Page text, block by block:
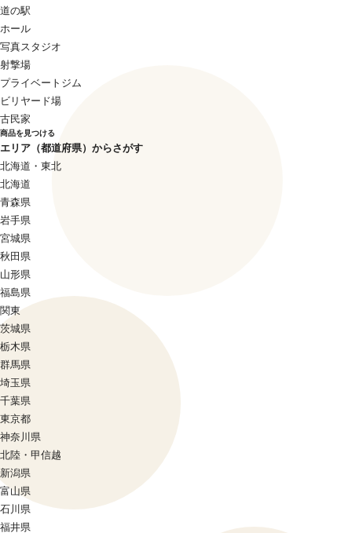
道の駅
ホール
写真スタジオ
射撃場
プライベートジム
ビリヤード場
古民家
商品を見つける
エリア（都道府県）からさがす
北海道・東北
北海道
青森県
岩手県
宮城県
秋田県
山形県
福島県
関東
茨城県
栃木県
群馬県
埼玉県
千葉県
東京都
神奈川県
北陸・甲信越
新潟県
富山県
石川県
福井県